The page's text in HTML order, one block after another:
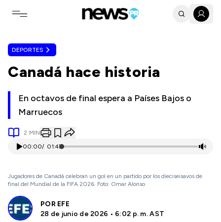
Toggle navigation menu
DEPORTES
Canadá hace historia
En octavos de final espera a Países Bajos o
Marruecos
2 MIN
00:00/ 01:47
Jugadores de Canadá celebran un gol en un partido por los dieciseisavos de
final del Mundial de la FIFA 2026. Foto: Omar Alonso
POR EFE
28 de junio de 2026 • 6:02 p. m. AST